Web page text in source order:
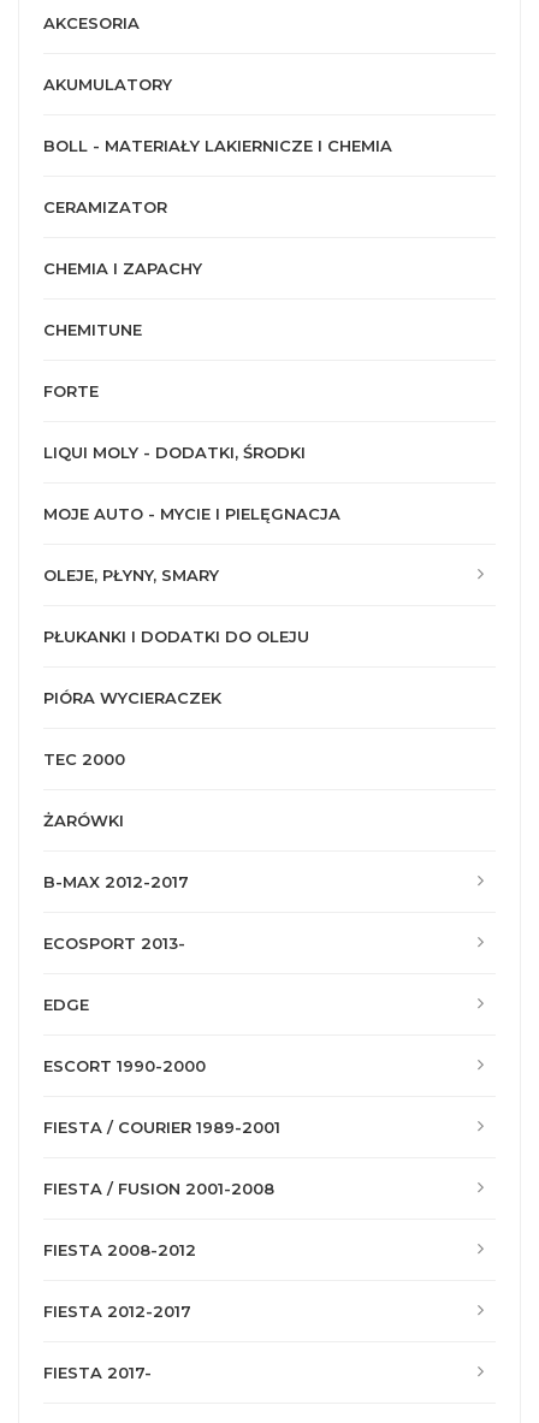
AKCESORIA
AKUMULATORY
BOLL - MATERIAŁY LAKIERNICZE I CHEMIA
CERAMIZATOR
CHEMIA I ZAPACHY
CHEMITUNE
FORTE
LIQUI MOLY - DODATKI, ŚRODKI
MOJE AUTO - MYCIE I PIELĘGNACJA
OLEJE, PŁYNY, SMARY
PŁUKANKI I DODATKI DO OLEJU
PIÓRA WYCIERACZEK
TEC 2000
ŻARÓWKI
B-MAX 2012-2017
ECOSPORT 2013-
EDGE
ESCORT 1990-2000
FIESTA / COURIER 1989-2001
FIESTA / FUSION 2001-2008
FIESTA 2008-2012
FIESTA 2012-2017
FIESTA 2017-